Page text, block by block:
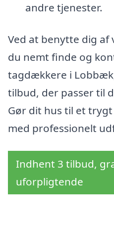
andre tjenester.
Ved at benytte dig
du nemt finde og
tagdækkere i
tilbud, der passer til
Gør dit hus til et
med professionelt
Indhent 3 tilbud,
uforpligtende